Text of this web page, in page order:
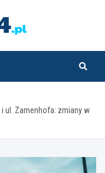
ul. Zamenhofa: zmiany w